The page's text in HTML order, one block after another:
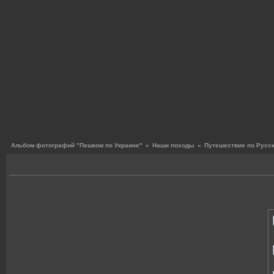
Альбом фотографий "Пешком по Украине" » Наши походы » Путешествие по